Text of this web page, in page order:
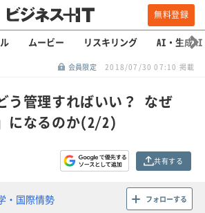
無料登録
ムービー リスキリング AI・生成AI
会員限定 2018/07/30 07:10 掲載
う管理すればいい？ なぜ
になるのか(2/2)
共有する
・国際情勢 フォローする